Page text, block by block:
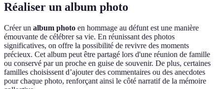
Réaliser un album photo
Créer un album photo en hommage au défunt est une manière
émouvante de célébrer sa vie. En réunissant des photos
significatives, on offre la possibilité de revivre des moments
précieux. Cet album peut être partagé lors d'une réunion de famille
ou conservé par un proche en guise de souvenir. De plus, certaines
familles choisissent d’ajouter des commentaires ou des anecdotes
pour chaque photo, renforçant ainsi le côté narratif de la mémoire